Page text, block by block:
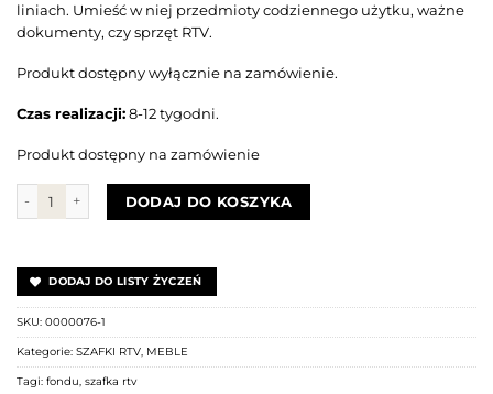
liniach. Umieść w niej przedmioty codziennego użytku, ważne
dokumenty, czy sprzęt RTV.
Produkt dostępny wyłącznie na zamówienie.
Czas realizacji:8-12 tygodni.
Produkt dostępny na zamówienie
ilość Szafka RTV Madera Manao 140 orzech
DODAJ DO KOSZYKA
DODAJ DO LISTY ŻYCZEŃ
SKU: 0000076-1
Kategorie: SZAFKI RTV, MEBLE
Tagi: fondu, szafka rtv